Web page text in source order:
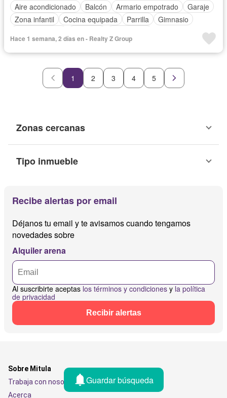
Aire acondicionado
Balcón Armario empotrado
Garaje
Zona infantil
Cocina equipada Parrilla
Gimnasio
Vista panorámica
Seguridad Cuarto de servicio Piscina
Hace 1 semana, 2 días en - Realty Z Group
1 2 3 4 5
Zonas cercanas
Tipo inmueble
Recibe alertas por email
Déjanos tu email y te avisamos cuando tengamos
novedades sobre
Alquiler arena
Al suscribirte aceptas los términos y condiciones y la política
de privacidad
Recibir alertas
Guardar búsqueda
Sobre Mitula
Trabaja con nosotros
Acerca